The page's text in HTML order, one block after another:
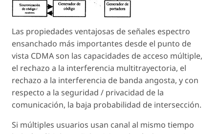
Las propiedades ventajosas de señales espectro
ensanchado más importantes desde el punto de
vista CDMA son las capacidades de acceso múltiple,
el rechazo a la interferencia multitrayectoria, el
rechazo a la interferencia de banda angosta, y con
respecto a la seguridad / privacidad de la
comunicación, la baja probabilidad de intersección.
Si múltiples usuarios usan canal al mismo tiempo